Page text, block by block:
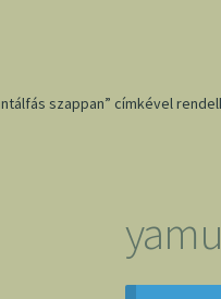
szappan” címkével